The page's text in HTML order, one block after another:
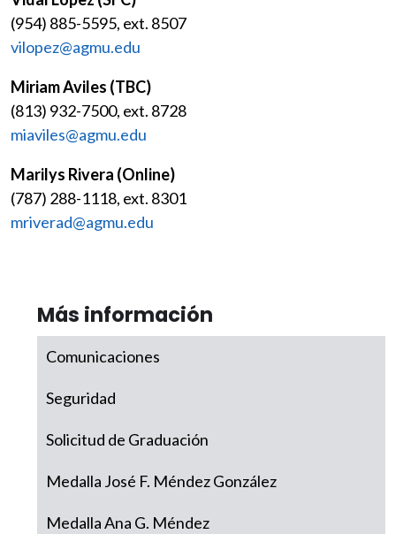
(954) 885-5595, ext. 8507
vilopez@agmu.edu
Miriam Aviles (TBC)
(813) 932-7500, ext. 8728
miaviles@agmu.edu
Marilys Rivera (Online)
(787) 288-1118, ext. 8301
mriverad@agmu.edu
Más información
Comunicaciones
Seguridad
Solicitud de Graduación
Medalla José F. Méndez González
Medalla Ana G. Méndez